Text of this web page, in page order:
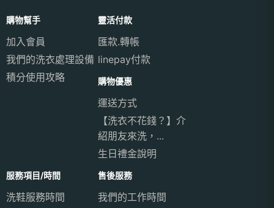
購物幫手
加入會員
我們的洗衣處理設備
積分使用攻略
靈活付款
匯款.轉帳
linepay付款
購物優惠
運送方式
【洗衣不花錢？】介
紹朋友來洗，...
生日禮金說明
服務項目/時間
洗鞋服務時間
售後服務
我們的工作時間